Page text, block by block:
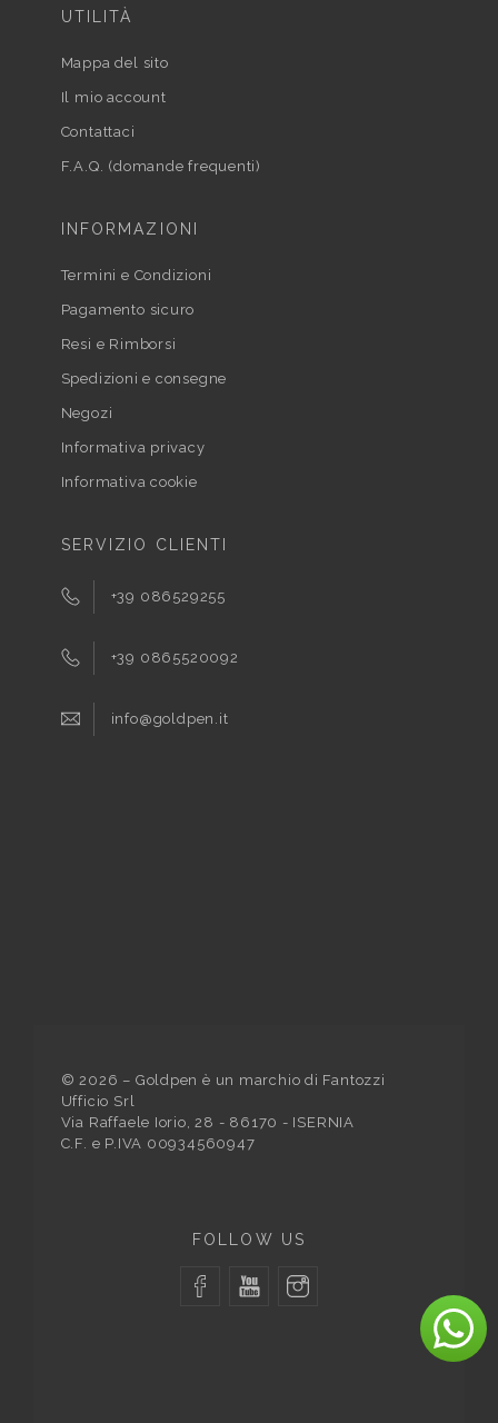
UTILITÀ
Mappa del sito
Il mio account
Contattaci
F.A.Q. (domande frequenti)
INFORMAZIONI
Termini e Condizioni
Pagamento sicuro
Resi e Rimborsi
Spedizioni e consegne
Negozi
Informativa privacy
Informativa cookie
SERVIZIO CLIENTI
+39 086529255
+39 0865520092
info@goldpen.it
© 2026 – Goldpen è un marchio di Fantozzi
Ufficio Srl
Via Raffaele Iorio, 28 - 86170 - ISERNIA
C.F. e P.IVA 00934560947
FOLLOW US